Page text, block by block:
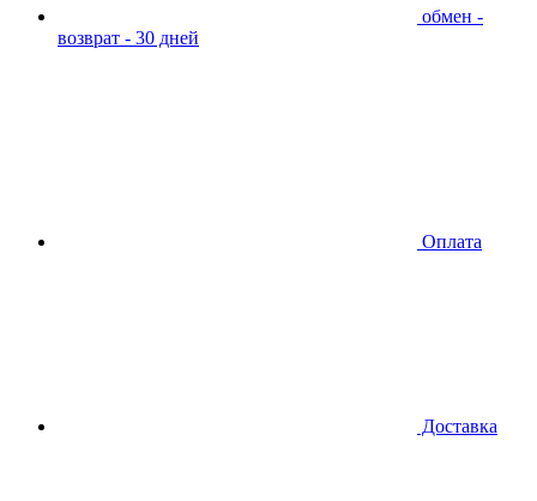
обмен -
возврат - 30 дней
Оплата
Доставка